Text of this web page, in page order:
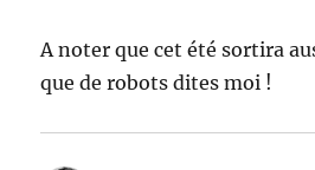
A noter que cet été sortira
que de robots dites moi !